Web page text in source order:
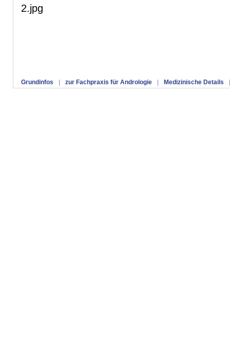
Grundinfos | zur Fachpraxis für Andrologie | Medizinische Details |